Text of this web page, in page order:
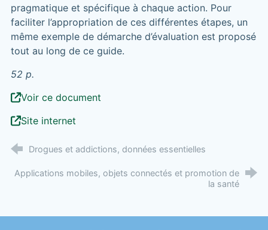
pragmatique et spécifique à chaque action. Pour
faciliter l’appropriation de ces différentes étapes, un
même exemple de démarche d’évaluation est proposé
tout au long de ce guide.
52 p.
Voir ce document
Site internet
Drogues et addictions, données essentielles
Applications mobiles, objets connectés et promotion de
la santé